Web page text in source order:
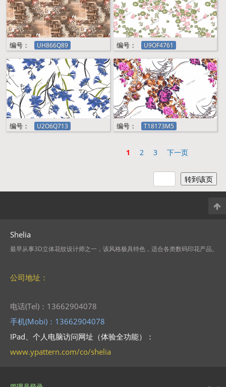
编号： UH866Q89 编号： U9OF4761
编号： U2O6Q713 编号： T18173M5
1 2 3 下一页
Shelia
最早从事3D立体花纹设计师之一，该风格极具特色，适合各类数码印花产品。
公司地址：
电话(Tel)：13662904078
手机(Mobi)：13662904078
IPad、个人电脑访问网址（体验全功能）：
www.ypattern.com/co/shelia